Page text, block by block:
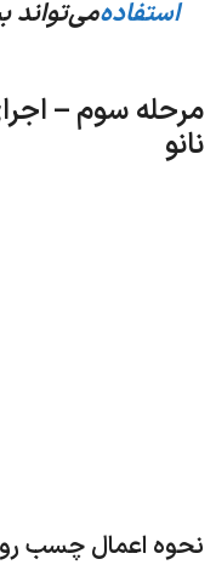
می‌تواند
سوم –
اعمال چسب روی